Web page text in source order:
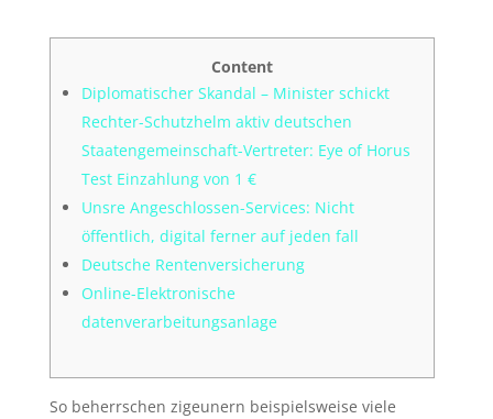
Content
Diplomatischer Skandal – Minister schickt
Rechter-Schutzhelm aktiv deutschen
Staatengemeinschaft-Vertreter: Eye of Horus
Test Einzahlung von 1 €
Unsre Angeschlossen-Services: Nicht
öffentlich, digital ferner auf jeden fall
Deutsche Rentenversicherung
Online-Elektronische
datenverarbeitungsanlage
So beherrschen zigeunern beispielsweise viele